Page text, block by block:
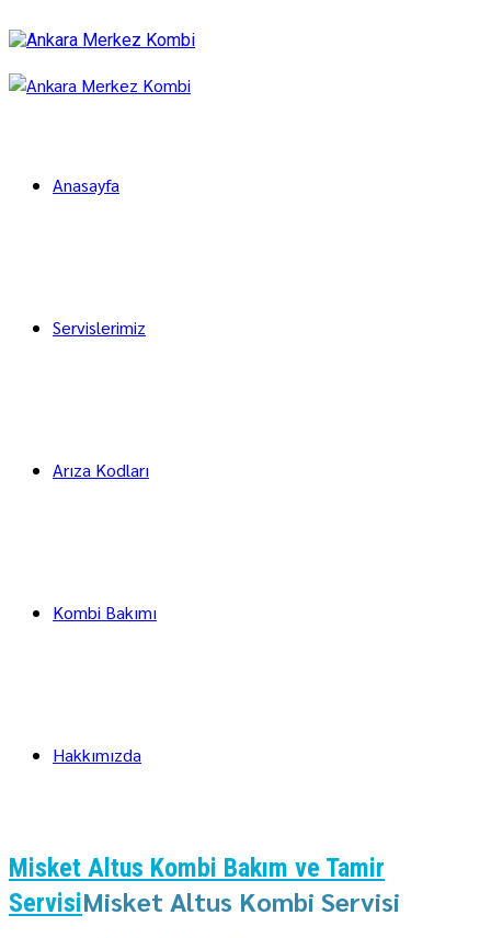
Anasayfa
Servislerimiz
Arıza Kodları
Kombi Bakımı
Hakkımızda
Misket Altus Kombi Bakım ve Tamir
ServisiMisket Altus Kombi Servisi